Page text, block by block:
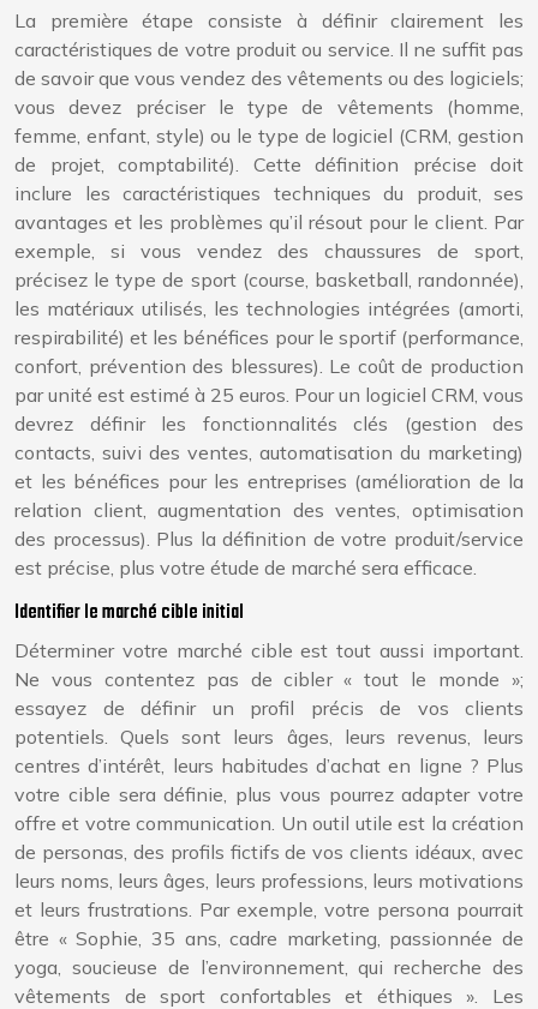
La première étape consiste à définir clairement les
caractéristiques de votre produit ou service. Il ne suffit pas
de savoir que vous vendez des vêtements ou des logiciels;
vous devez préciser le type de vêtements (homme,
femme, enfant, style) ou le type de logiciel (CRM, gestion
de projet, comptabilité). Cette définition précise doit
inclure les caractéristiques techniques du produit, ses
avantages et les problèmes qu’il résout pour le client. Par
exemple, si vous vendez des chaussures de sport,
précisez le type de sport (course, basketball, randonnée),
les matériaux utilisés, les technologies intégrées (amorti,
respirabilité) et les bénéfices pour le sportif (performance,
confort, prévention des blessures). Le coût de production
par unité est estimé à 25 euros. Pour un logiciel CRM, vous
devrez définir les fonctionnalités clés (gestion des
contacts, suivi des ventes, automatisation du marketing)
et les bénéfices pour les entreprises (amélioration de la
relation client, augmentation des ventes, optimisation
des processus). Plus la définition de votre produit/service
est précise, plus votre étude de marché sera efficace.
Identifier le marché cible initial
Déterminer votre marché cible est tout aussi important.
Ne vous contentez pas de cibler « tout le monde »;
essayez de définir un profil précis de vos clients
potentiels. Quels sont leurs âges, leurs revenus, leurs
centres d’intérêt, leurs habitudes d’achat en ligne ? Plus
votre cible sera définie, plus vous pourrez adapter votre
offre et votre communication. Un outil utile est la création
de personas, des profils fictifs de vos clients idéaux, avec
leurs noms, leurs âges, leurs professions, leurs motivations
et leurs frustrations. Par exemple, votre persona pourrait
être « Sophie, 35 ans, cadre marketing, passionnée de
yoga, soucieuse de l’environnement, qui recherche des
vêtements de sport confortables et éthiques ». Les